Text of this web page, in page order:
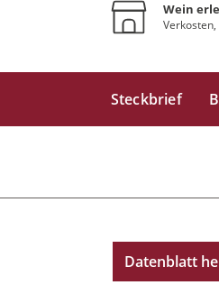
Wein
Steckbrief
Datenblatt